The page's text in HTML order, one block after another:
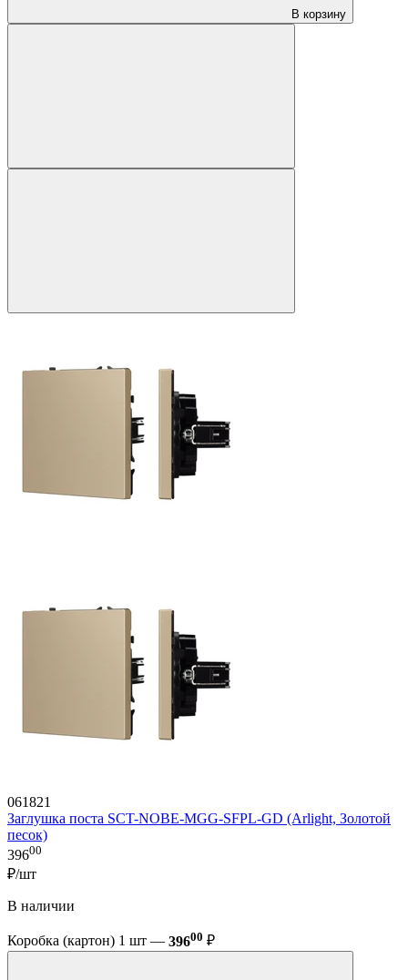
В корзину
061821
Заглушка поста SCT-NOBE-MGG-SFPL-GD (Arlight, Золотой
песок)
39600
₽/шт
В наличии
Коробка (картон) 1 шт — 39600 ₽